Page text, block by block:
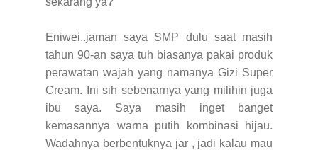
Eniwei..jaman saya SMP dulu saat masih
tahun 90-an saya tuh biasanya pakai produk
perawatan wajah yang namanya Gizi Super
Cream. Ini sih sebenarnya yang milihin juga
ibu saya. Saya masih inget banget
kemasannya warna putih kombinasi hijau.
Wadahnya berbentuknya jar , jadi kalau mau